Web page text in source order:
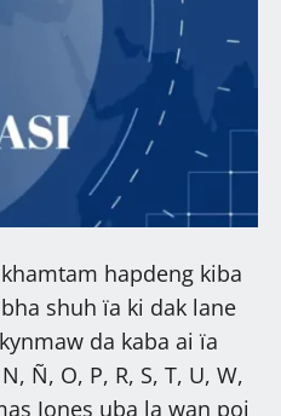
hapdeng kiba
shuh ïa ki dak lane
da kaba ai ïa
Ñ, O, P, R, S, T, U, W,
Jones uba la wan poi